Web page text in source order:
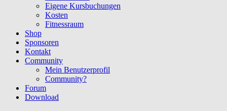
Eigene Kursbuchungen
Kosten
Fitnessraum
Shop
Sponsoren
Kontakt
Community
Mein Benutzerprofil
Community?
Forum
Download